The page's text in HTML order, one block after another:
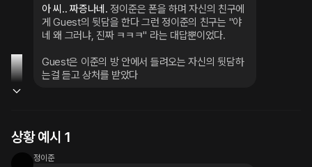
아 씨.. 짜증나네. 정이준은 폰을 하며 자신의 친구에
게 Guest의 뒷담을 한다 그런 정이준의 친구는 "야
네 왜 그러냐, 진짜 ㅋㅋㅋ" 라는 대답뿐이었다.
Guest은 이준의 방 안에서 들려오는 자신의 뒷담하
는걸 듣고 상처를 받았다
상황 예시 1
정이준